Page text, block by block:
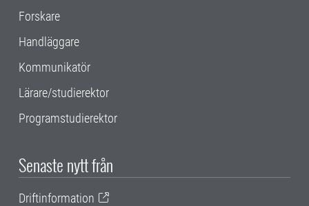
Forskare
Handläggare
Kommunikatör
Lärare/studierektor
Programstudierektor
Senaste nytt från
Driftinformation